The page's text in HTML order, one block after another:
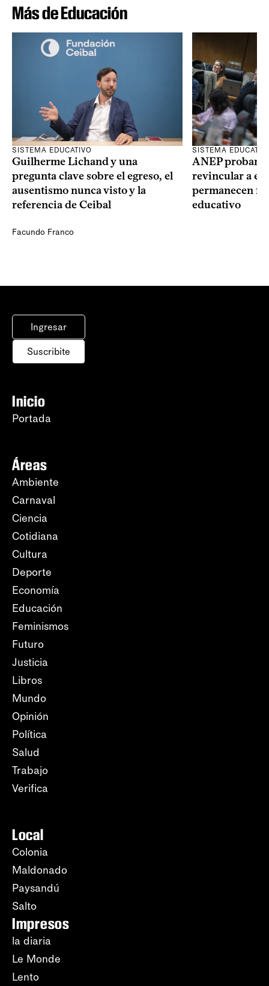
Más de Educación
SISTEMA EDUCATIVO
Guilherme Lichand y una
pregunta clave sobre el egreso, el
ausentismo nunca visto y la
referencia de Ceibal
Facundo Franco
SISTEMA
ANEP probará
revincular a
permanecen
educativo
Ingresar
Suscribite
Inicio
Portada
Áreas
Ambiente
Carnaval
Ciencia
Cotidiana
Cultura
Deporte
Economía
Educación
Feminismos
Futuro
Justicia
Libros
Mundo
Opinión
Política
Salud
Trabajo
Verifica
Local
Colonia
Maldonado
Paysandú
Salto
Impresos
la diaria
Le Monde
Lento